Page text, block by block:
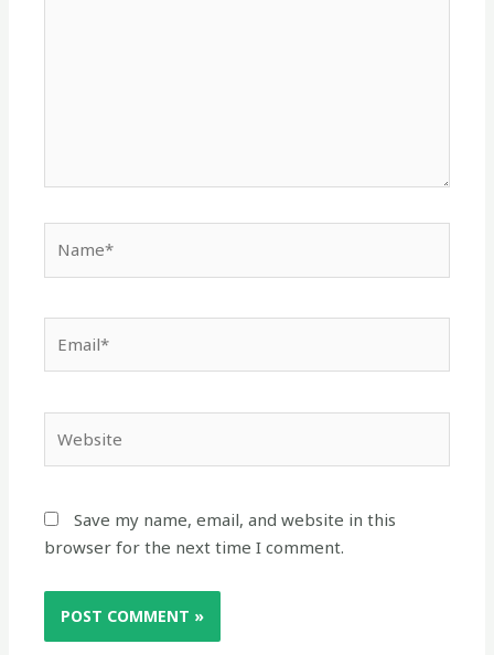
Save my name, email, and website in this
browser for the next time I comment.